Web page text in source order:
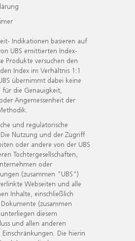
Indikationen basieren auf
UBS emittierten Index-
Produkte versuchen den
Index im Verhältnis 1:1
übernimmt dabei keine
für die Genauigkeit,
Angemessenheit der
und regulatorische
Nutzung und der Zugriff
oder andere von der UBS
Tochtergesellschaften,
oder
(zusammen "UBS")
Webseiten und alle
Inhalte, einschließlich
(zusammen
diesem
und allen anderen
Die hierin